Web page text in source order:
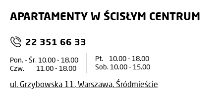
APARTAMENTY W ŚCISŁYM CENTRUM
22 351 66 33
Pon. - Śr. 10.00 - 18.00
Czw. 11.00 - 18.00
Pt. 10.00 - 18.00
Sob. 10.00 - 15.00
ul. Grzybowska 11, Warszawa, Śródmieście